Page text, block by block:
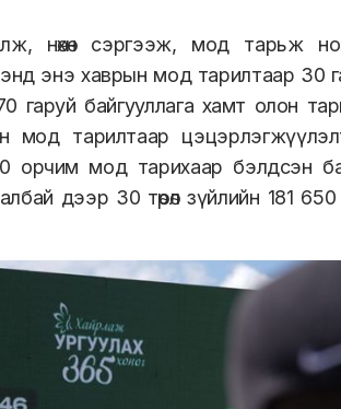
нөхөн сэргээж, мод тарьж
энэ хаврын мод тарилтаар 30
гаруй байгууллага хамт олон
мод тарилтаар
орчим мод тарихаар бэлдсэн
дээр 30 төрөл зүйлийн 181